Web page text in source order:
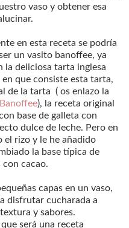
vaso y obtener esa
en esta receta se podría
un vasito banoffee, ya
la deliciosa tarta inglesa
que consiste esta tarta,
de la tarta ( os enlazo la
), la receta original
base de galleta con
dulce de leche. Pero en
el rizo y le he añadido
la base típica de
con cacao.
capas en un vaso,
disfrutar cucharada a
y sabores.
será una receta